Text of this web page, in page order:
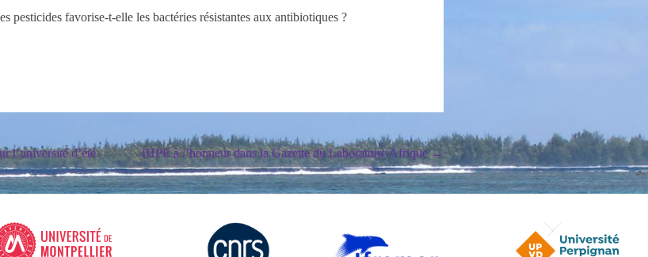
pesticides favorise-t-elle les bactéries résistantes aux antibiotiques ?
l’université d’été
IHPE à l’honneur dans la Gazette du Laboratoire Afrique→